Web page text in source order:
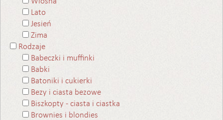
Lato
Jesień
Zima
Rodzaje
Babeczki i muffinki
Babki
Batoniki i cukierki
Bezy i ciasta bezowe
Biszkopty - ciasta i ciastka
Brownies i blondies